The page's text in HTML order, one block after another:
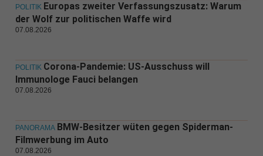
POLITIK Europas zweiter Verfassungszusatz: Warum
der Wolf zur politischen Waffe wird
07.08.2026
POLITIK Corona-Pandemie: US-Ausschuss will
Immunologe Fauci belangen
07.08.2026
PANORAMA BMW-Besitzer wüten gegen Spiderman-
Filmwerbung im Auto
07.08.2026